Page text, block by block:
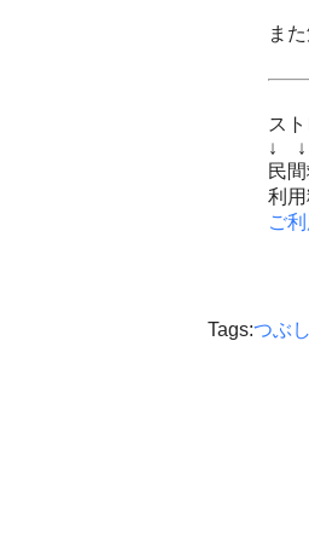
ま
ス
↓
民
利
ご
Tags:つぶ